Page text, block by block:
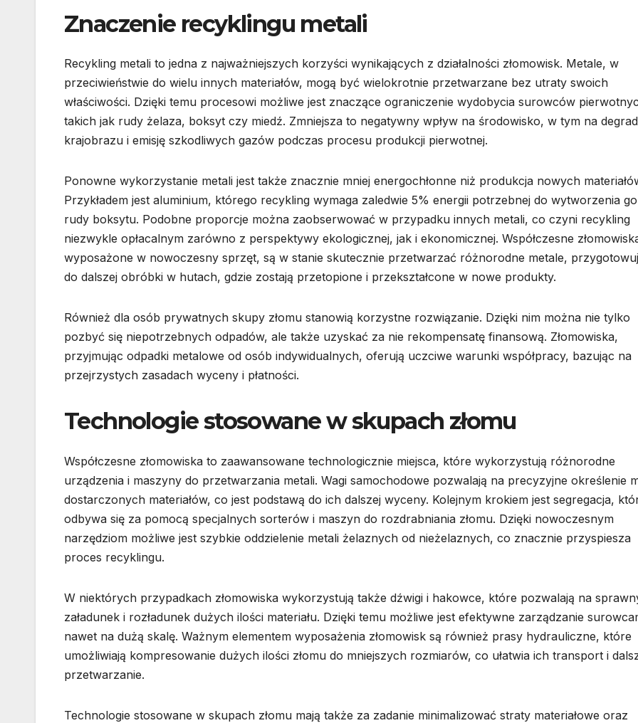
Znaczenie recyklingu metali
Recykling metali to jedna z najważniejszych korzyści wynikających z działalności złomowisk. Metale, w
przeciwieństwie do wielu innych materiałów, mogą być wielokrotnie przetwarzane bez utraty swoich
właściwości. Dzięki temu procesowi możliwe jest znaczące ograniczenie wydobycia surowców
takich jak rudy żelaza, boksyt czy miedź. Zmniejsza to negatywny wpływ na środowisko, w tym na
krajobrazu i emisję szkodliwych gazów podczas procesu produkcji pierwotnej.
Ponowne wykorzystanie metali jest także znacznie mniej energochłonne niż produkcja nowych
Przykładem jest aluminium, którego recykling wymaga zaledwie 5% energii potrzebnej do wytworzenia
rudy boksytu. Podobne proporcje można zaobserwować w przypadku innych metali, co czyni recykling
niezwykle opłacalnym zarówno z perspektywy ekologicznej, jak i ekonomicznej. Współczesne
wyposażone w nowoczesny sprzęt, są w stanie skutecznie przetwarzać różnorodne metale,
do dalszej obróbki w hutach, gdzie zostają przetopione i przekształcone w nowe produkty.
Również dla osób prywatnych skupy złomu stanowią korzystne rozwiązanie. Dzięki nim można nie tylko
pozbyć się niepotrzebnych odpadów, ale także uzyskać za nie rekompensatę finansową. Złomowiska,
przyjmując odpadki metalowe od osób indywidualnych, oferują uczciwe warunki współpracy, bazując na
przejrzystych zasadach wyceny i płatności.
Technologie stosowane w skupach złomu
Współczesne złomowiska to zaawansowane technologicznie miejsca, które wykorzystują różnorodne
urządzenia i maszyny do przetwarzania metali. Wagi samochodowe pozwalają na precyzyjne określenie
dostarczonych materiałów, co jest podstawą do ich dalszej wyceny. Kolejnym krokiem jest segregacja,
odbywa się za pomocą specjalnych sorterów i maszyn do rozdrabniania złomu. Dzięki nowoczesnym
narzędziom możliwe jest szybkie oddzielenie metali żelaznych od nieżelaznych, co znacznie przyspiesza
proces recyklingu.
W niektórych przypadkach złomowiska wykorzystują także dźwigi i hakowce, które pozwalają na
załadunek i rozładunek dużych ilości materiału. Dzięki temu możliwe jest efektywne zarządzanie
nawet na dużą skalę. Ważnym elementem wyposażenia złomowisk są również prasy hydrauliczne, które
umożliwiają kompresowanie dużych ilości złomu do mniejszych rozmiarów, co ułatwia ich transport i
przetwarzanie.
Technologie stosowane w skupach złomu mają także za zadanie minimalizować straty materiałowe oraz